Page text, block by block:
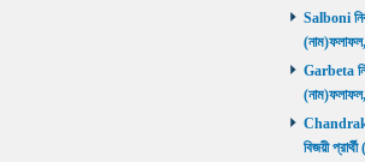
Salboni
Garbeta
বিজয়ী